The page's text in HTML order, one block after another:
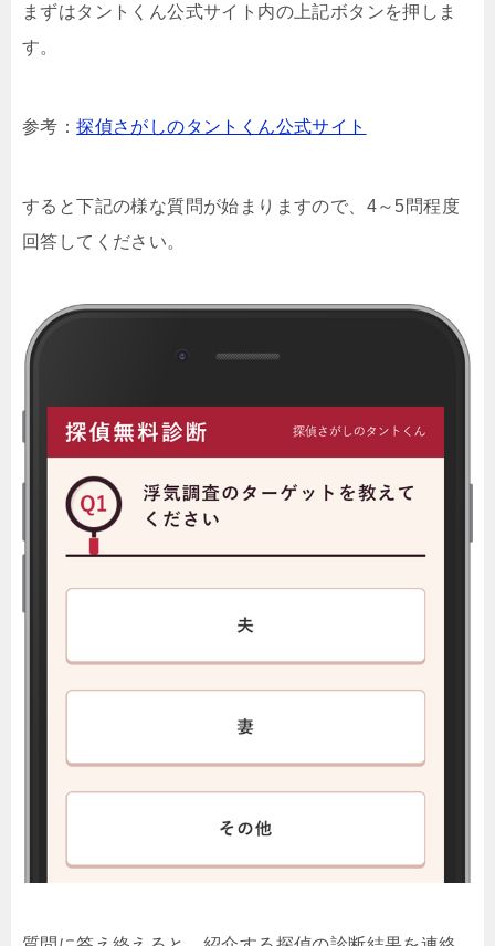
まずはタントくん公式サイト内の上記ボタンを押しま
す。
参考：探偵さがしのタントくん公式サイト
すると下記の様な質問が始まりますので、4～5問程度
回答してください。